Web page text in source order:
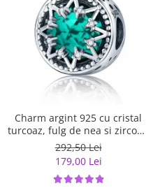
Charm argint 925 cu cristal
turcoaz, fulg de nea si zirconii
albe - Be Nature PST0110
292,50 Lei
179,00 Lei